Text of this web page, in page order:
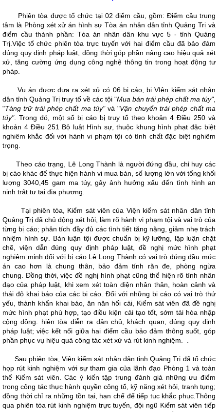
Phiên tòa được tổ chức tại 02 điểm cầu, gồm: Điểm cầu trung
tâm là Phòng xét xử án hình sự Tòa án nhân dân tỉnh Quảng Trị và
điểm cầu thành phần: Tòa án nhân dân khu vực 5 - tỉnh Quảng
Trị.Việc tổ chức phiên tòa trực tuyến với hai điểm cầu đã bảo đảm
đúng quy định pháp luật, đồng thời góp phần nâng cao hiệu quả xét
xử, tăng cường ứng dụng công nghệ thông tin trong hoạt động tư
pháp.
Vụ án được đưa ra xét xử có 06 bị cáo, bị VIện kiểm sát nhân
dân tỉnh Quảng Trị truy tố về các tội "Mua bán trái phép chất ma túy",
"Tàng trữ trái phép chất ma túy"và "Vận chuyển trái phép chất ma
túy". Trong đó, một số bị cáo bị truy tố theo khoản 4 Điều 250 và
khoản 4 Điều 251 Bộ luật Hình sự, thuộc khung hình phạt đặc biệt
nghiêm khắc đối với hành vi phạm tội có tính chất đặc biệt nghiêm
trọng.
Theo cáo trạng, Lê Long Thành là người đứng đầu, chỉ huy các
bị cáo khác để thực hiện hành vi mua bán, số lượng lớn với tổng khối
lượng 3040,45 gam ma túy, gây ảnh hưởng xấu đến tình hình an
ninh trật tự tại địa phương.
Tại phiên tòa, Kiểm sát viên của Viện kiểm sát nhân dân tỉnh
Quảng Trị đã chủ động xét hỏi, làm rõ hành vi phạm tội và vai trò của
từng bị cáo; phân tích đầy đủ các tình tiết tăng nặng, giảm nhẹ trách
nhiệm hình sự. Bản luận tội được chuẩn bị kỹ lưỡng, lập luận chặt
chẽ, viện dẫn đúng quy định pháp luật, đề nghị mức hình phạt
nghiêm minh đối với bị cáo Lê Long Thành có vai trò đứng đầu mức
án cao hơn là chung thân, bảo đảm tính răn đe, phòng ngừa
chung. Đồng thời, việc đề nghị hình phạt cũng thể hiện rõ tính nhân
đạo của pháp luật, khi xem xét toàn diện nhân thân, hoàn cảnh và
thái độ khai báo của các bị cáo. Đối với những bị cáo có vai trò thứ
yếu, thành khẩn khai báo, ăn năn hối cải, Kiểm sát viên đã đề nghị
mức hình phạt phù hợp, tạo điều kiện cải tạo tốt, sớm tái hòa nhập
cộng đồng. hiên tòa diễn ra dân chủ, khách quan, đúng quy định
pháp luật; việc kết nối giữa hai điểm cầu bảo đảm thông suốt, góp
phần phục vụ hiệu quả công tác xét xử và rút kinh nghiệm. .
Sau phiên tòa, Viện kiểm sát nhân dân tỉnh Quảng Trị đã tổ chức
họp rút kinh nghiệm với sự tham gia của lãnh đạo Phòng 1 và toàn
thể Kiểm sát viên. Các ý kiến tập trung đánh giá những ưu điểm
trong công tác thực hành quyền công tố, kỹ năng xét hỏi, tranh tụng;
đồng thời chỉ ra những tồn tại, hạn chế để tiếp tục khắc phục.Thông
qua phiên tòa rút kinh nghiệm trực tuyến, đội ngũ Kiểm sát viên tiếp